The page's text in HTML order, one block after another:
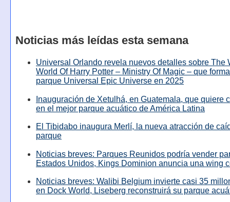
Noticias más leídas esta semana
Universal Orlando revela nuevos detalles sobre The
World Of Harry Potter – Ministry Of Magic – que
parque Universal Epic Universe en 2025
Inauguración de Xetulhá, en Guatemala, que quiere
en el mejor parque acuático de América Latina
El Tibidabo inaugura Merlí, la nueva atracción de
parque
Noticias breves: Parques Reunidos podría vender
Estados Unidos, Kings Dominion anuncia una wing
Noticias breves: Walibi Belgium invierte casi 35
en Dock World, Liseberg reconstruirá su parque